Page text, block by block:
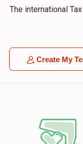
The international
Create My